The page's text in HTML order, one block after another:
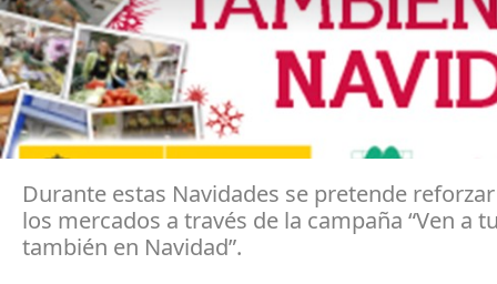
Durante estas Navidades se pretende
los mercados a través de la campaña “Ven a
también en Navidad”.